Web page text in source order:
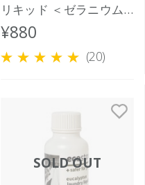
リキッド ＜ゼラニウム
＆オレンジ＞500mL
¥880
(20)
SOLD OUT